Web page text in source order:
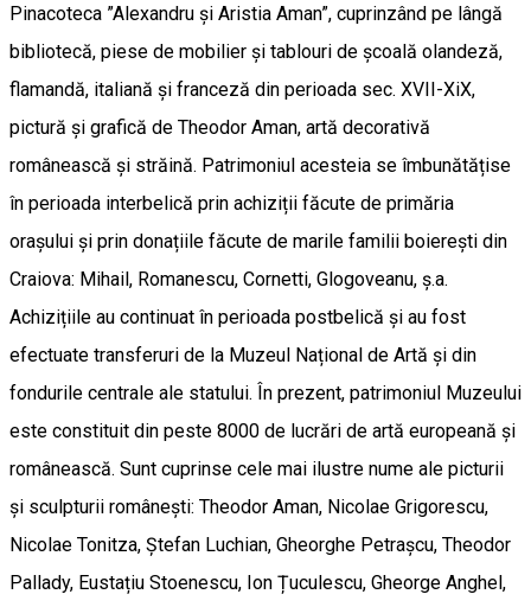
Pinacoteca ”Alexandru și Aristia Aman”, cuprinzând pe lângă
bibliotecă, piese de mobilier și tablouri de școală olandeză,
flamandă, italiană și franceză din perioada sec. XVII-XiX,
pictură și grafică de Theodor Aman, artă decorativă
românească și străină. Patrimoniul acesteia se îmbunătățise
în perioada interbelică prin achiziții făcute de primăria
orașului și prin donațiile făcute de marile familii boierești din
Craiova: Mihail, Romanescu, Cornetti, Glogoveanu, ș.a.
Achizițiile au continuat în perioada postbelică și au fost
efectuate transferuri de la Muzeul Național de Artă și din
fondurile centrale ale statului. În prezent, patrimoniul Muzeului
este constituit din peste 8000 de lucrări de artă europeană și
românească. Sunt cuprinse cele mai ilustre nume ale picturii
și sculpturii românești: Theodor Aman, Nicolae Grigorescu,
Nicolae Tonitza, Ștefan Luchian, Gheorghe Petrașcu, Theodor
Pallady, Eustațiu Stoenescu, Ion Țuculescu, Gheorge Anghel,